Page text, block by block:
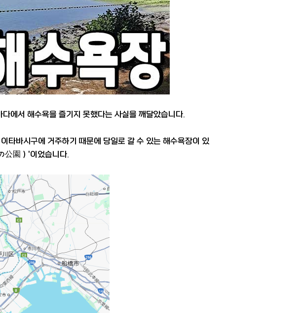
에서 해수욕을 즐기지 못했다는 사실을 깨달았습니다.
타바시구에 거주하기 때문에 당일로 갈 수 있는 해수욕장이 있
公園）'이었습니다.